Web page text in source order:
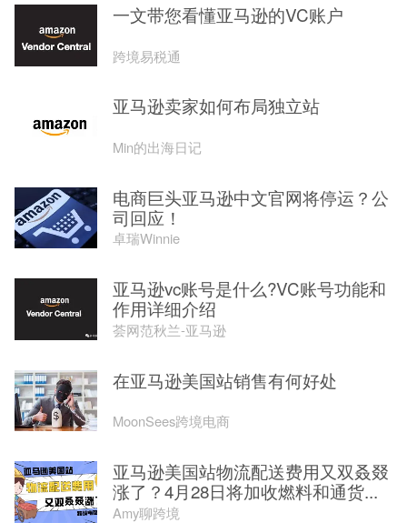
一文带您看懂亚马逊的VC账户
跨境易税通
亚马逊卖家如何布局独立站
Min的出海日记
电商巨头亚马逊中文官网将停运？公
司回应！
卓瑞Winnie
亚马逊vc账号是什么?VC账号功能和
作用详细介绍
荟网范秋兰-亚马逊
在亚马逊美国站销售有何好处
MoonSees跨境电商
亚马逊美国站物流配送费用又双叒叕
涨了？4月28日将加收燃料和通货...
Amy聊跨境